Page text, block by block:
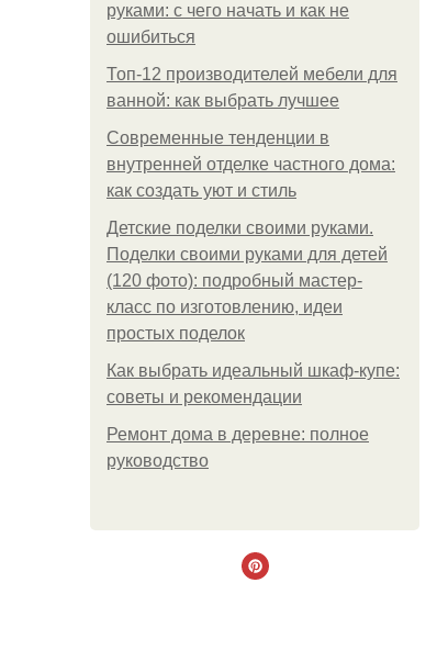
руками: с чего начать и как не
ошибиться
Топ-12 производителей мебели для
ванной: как выбрать лучшее
Современные тенденции в
внутренней отделке частного дома:
как создать уют и стиль
Детские поделки своими руками.
Поделки своими руками для детей
(120 фото): подробный мастер-
класс по изготовлению, идеи
простых поделок
Как выбрать идеальный шкаф-купе:
советы и рекомендации
Ремонт дома в деревне: полное
руководство